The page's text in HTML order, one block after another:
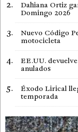
Dahiana Ortiz
Domingo 2026
Nuevo Código
motocicleta
EE.UU.
anulados
Éxodo Lirical
temporada